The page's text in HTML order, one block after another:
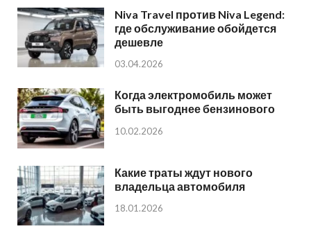
Niva Travel против Niva Legend:
где обслуживание обойдется
дешевле
03.04.2026
Когда электромобиль может
быть выгоднее бензинового
10.02.2026
Какие траты ждут нового
владельца автомобиля
18.01.2026